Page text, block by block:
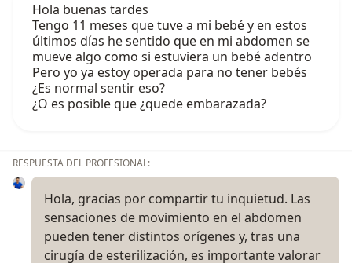
Hola buenas tardes
Tengo 11 meses que tuve a mi bebé y en estos
últimos días he sentido que en mi abdomen se
mueve algo como si estuviera un bebé adentro
Pero yo ya estoy operada para no tener bebés
¿Es normal sentir eso?
¿O es posible que ¿quede embarazada?
RESPUESTA DEL PROFESIONAL:
Hola, gracias por compartir tu inquietud. Las
sensaciones de movimiento en el abdomen
pueden tener distintos orígenes y, tras una
cirugía de esterilización, es importante valorar